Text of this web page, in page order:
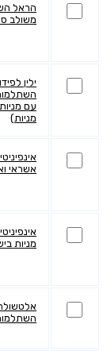
הראל
משולב
ילין
מניות)
אשראי
מניות